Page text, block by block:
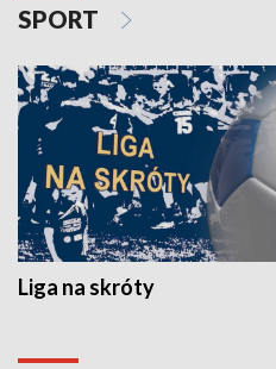
SPORT
Liga na skróty